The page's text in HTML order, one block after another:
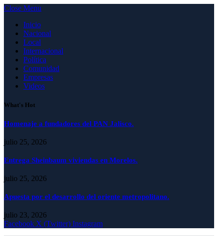
Close Menu
Inicio
Nacional
Local
Internacional
Política
Comunidad
Empresas
Videos
What's Hot
Homenaje a fundadores del PAN Jalisco.
julio 25, 2026
Entrega Sheinbaum viviendas en Morelos.
julio 25, 2026
Apuesta por el desarrollo del oriente metropolitano.
julio 23, 2026
Facebook X (Twitter) Instagram